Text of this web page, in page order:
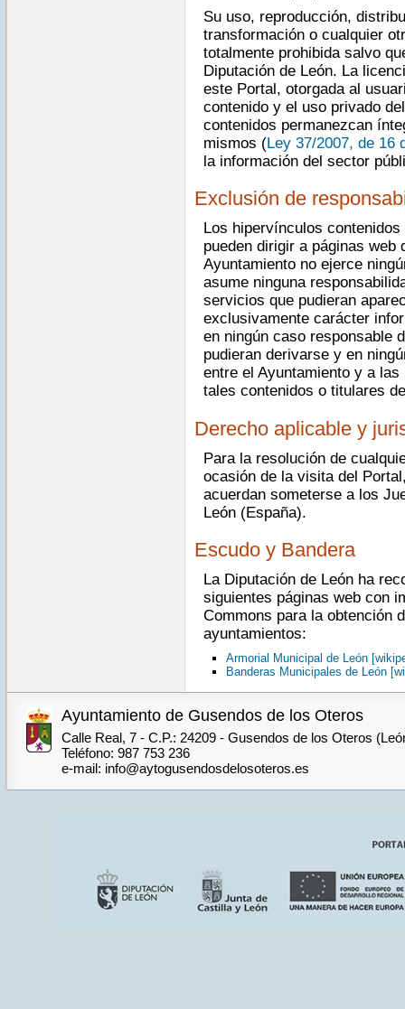
Su uso, reproducción,
transformación o cualquier
totalmente prohibida salvo
Diputación de León. La
este Portal, otorgada al
contenido y el uso privado
contenidos permanezcan
mismos (Ley 37/2007, de 16
la información del sector
Exclusión de
Los hipervínculos
pueden dirigir a páginas
Ayuntamiento no ejerce
asume ninguna
servicios que pudieran
exclusivamente carácter
en ningún caso responsable
pudieran derivarse y en
entre el Ayuntamiento y a
tales contenidos o titulares
Derecho aplicable y
Para la resolución de
ocasión de la visita del
acuerdan someterse a los
León (España).
Escudo y Bandera
La Diputación de León ha
siguientes páginas web con
Commons para la obtención
ayuntamientos:
Armorial Municipal de León
Banderas Municipales de León
Ayuntamiento de Gusendos de los Oteros
Calle Real, 7 - C.P.: 24209 - Gusendos de los Oteros
Teléfono: 987 753 236
e-mail: info@aytogusendosdelosoteros.es